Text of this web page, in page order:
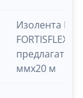
Изолента ПВХ
предлагать!)
ммх20 м